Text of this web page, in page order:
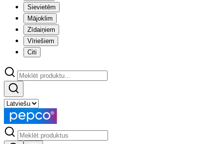
Sievietēm
Mājoklim
Zīdaiņiem
Vīriešiem
Citi